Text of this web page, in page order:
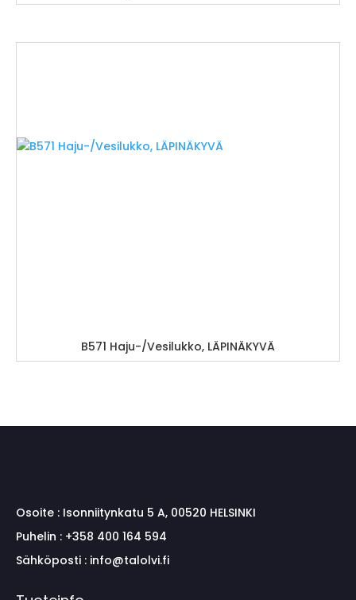
B571 Haju-/Vesilukko, LÄPINÄKYVÄ
Osoite : Isonniitynkatu 5 A, 00520 HELSINKI
Puhelin : +358 400 164 594
Sähköposti : info@talolvi.fi